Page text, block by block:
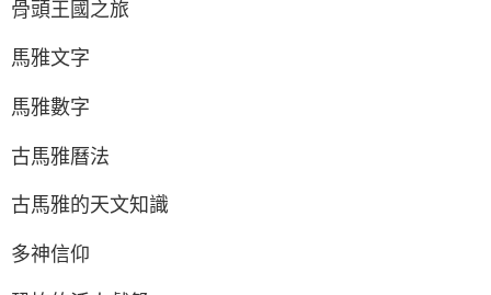
骨頭王國之旅
馬雅文字
馬雅數字
古馬雅曆法
古馬雅的天文知識
多神信仰